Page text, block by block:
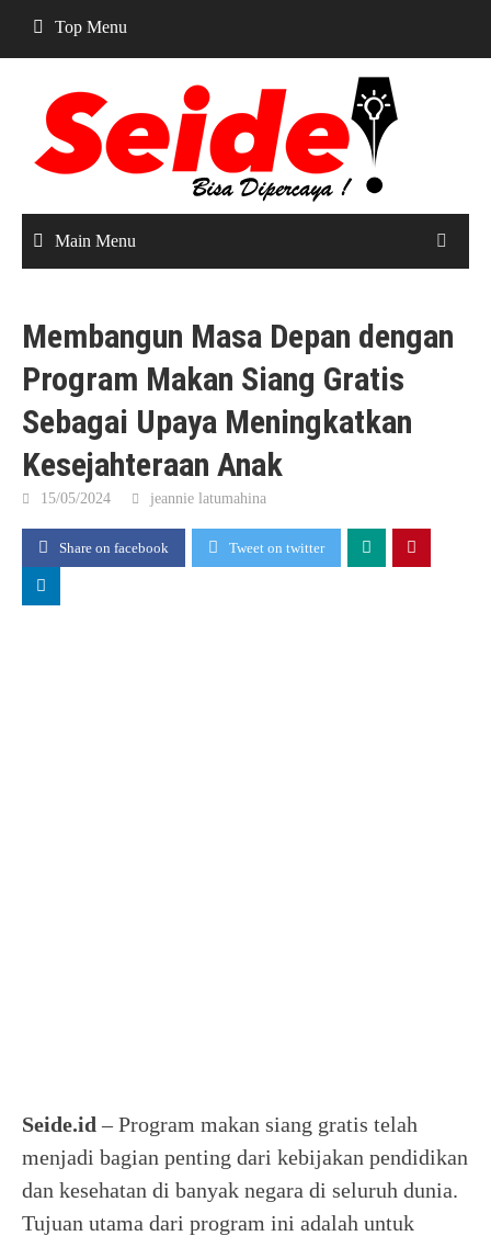
content
Top Menu
Main Menu
Membangun Masa Depan dengan
Program Makan Siang Gratis
Sebagai Upaya Meningkatkan
Kesejahteraan Anak
15/05/2024 jeannie latumahina
Share on facebook Tweet on twitter
Seide.id – Program makan siang gratis telah
menjadi bagian penting dari kebijakan pendidikan
dan kesehatan di banyak negara di seluruh dunia.
Tujuan utama dari program ini adalah untuk